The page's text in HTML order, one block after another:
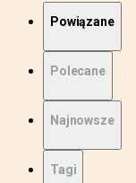
Powiązane
Polecane
Najnowsze
Tagi